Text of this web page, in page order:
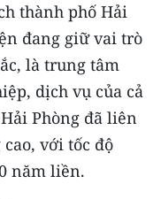
thành phố Hải
đang giữ vai trò
là trung tâm
dịch vụ của cả
Phòng đã liên
với tốc độ
năm liền.